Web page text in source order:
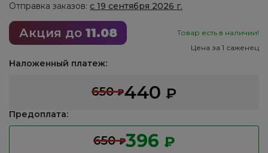
Отправка заказов: с 19 сентября 2026 г.
Акция до 11.08
Товар есть в наличии!
Цена за 1 саженец
Наложенный платеж:
650₽440 ₽
Предоплата:
650₽396 ₽